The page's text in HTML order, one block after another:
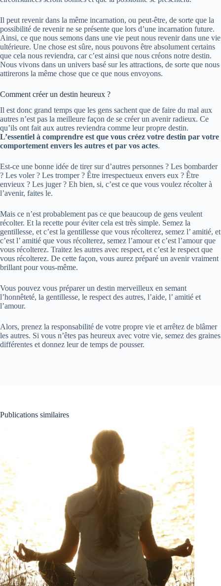
Il peut revenir dans la même incarnation, ou peut-être, de sorte que la
possibilité de revenir ne se présente que lors d’une incarnation future.
Ainsi, ce que nous semons dans une vie peut nous revenir dans une vie
ultérieure. Une chose est sûre, nous pouvons être absolument certains
que cela nous reviendra, car c’est ainsi que nous créons notre destin.
Nous vivons dans un univers basé sur les attractions, de sorte que nous
attirerons la même chose que ce que nous envoyons.
Comment créer un destin heureux ?
Il est donc grand temps que les gens sachent que de faire du mal aux
autres n’est pas la meilleure façon de se créer un avenir radieux. Ce
qu’ils ont fait aux autres reviendra comme leur propre destin.
L’essentiel à comprendre est que vous créez votre destin par votre
comportement envers les autres et par vos actes.
Est-ce une bonne idée de tirer sur d’autres personnes ? Les bombarder
? Les voler ? Les tromper ? Être irrespectueux envers eux ? Être
envieux ? Les juger ? Eh bien, si, c’est ce que vous voulez récolter à
l’avenir, faites le.
Mais ce n’est probablement pas ce que beaucoup de gens veulent
récolter. Et la recette pour éviter cela est très simple. Semez la
gentillesse, et c’est la gentillesse que vous récolterez, semez l’ amitié, et
c’est l’ amitié que vous récolterez, semez l’amour et c’est l’amour que
vous récolterez. Traitez les autres avec respect, et c’est le respect que
vous récolterez. De cette façon, vous aurez préparé un avenir vraiment
brillant pour vous-même.
Vous pouvez vous préparer un destin merveilleux en semant
l’honnêteté, la gentillesse, le respect des autres, l’aide, l’ amitié et
l’amour.
Alors, prenez la responsabilité de votre propre vie et arrêtez de blâmer
les autres. Si vous n’êtes pas heureux avec votre vie, semez des graines
différentes et donnez leur de temps de pousser.
Publications similaires